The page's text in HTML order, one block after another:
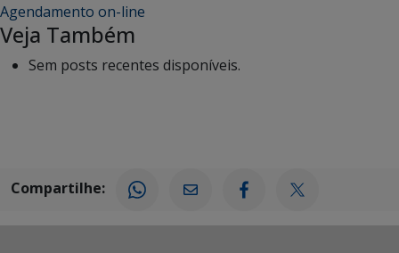
Agendamento on-line
Veja Também
Sem posts recentes disponíveis.
Compartilhe: